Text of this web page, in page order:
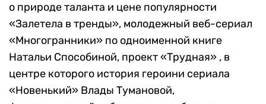
о природе таланта и цене популярности
«Залетела в тренды», молодежный веб-сериал
«Многогранники» по одноименной книге
Натальи Способиной, проект «Трудная» , в
центре которого история героини сериала
«Новенький» Влады Тумановой,